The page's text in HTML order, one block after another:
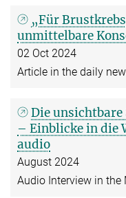
„Für
unmittelbare
02 Oct 2024
Article in the daily
Die unsichtbare
– Einblicke in die
audio
August 2024
Audio Interview in the